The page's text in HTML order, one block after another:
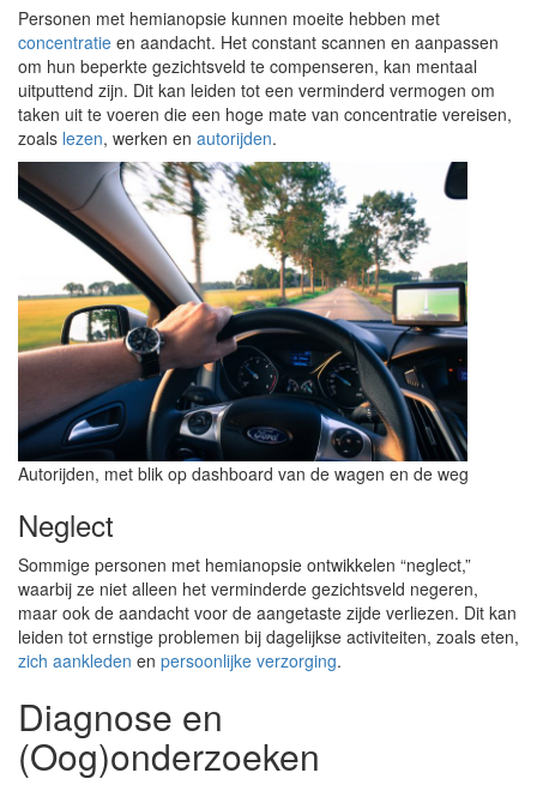
Personen met hemianopsie kunnen moeite hebben met
concentratie en aandacht. Het constant scannen en aanpassen
om hun beperkte gezichtsveld te compenseren, kan mentaal
uitputtend zijn. Dit kan leiden tot een verminderd vermogen om
taken uit te voeren die een hoge mate van concentratie vereisen,
zoals lezen, werken en autorijden.
Autorijden, met blik op dashboard van de wagen en de weg
Neglect
Sommige personen met hemianopsie ontwikkelen “neglect,”
waarbij ze niet alleen het verminderde gezichtsveld negeren,
maar ook de aandacht voor de aangetaste zijde verliezen. Dit kan
leiden tot ernstige problemen bij dagelijkse activiteiten, zoals eten,
zich aankleden en persoonlijke verzorging.
Diagnose en
(Oog)onderzoeken